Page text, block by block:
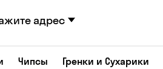
адрес
Чипсы Гренки и Сухарики